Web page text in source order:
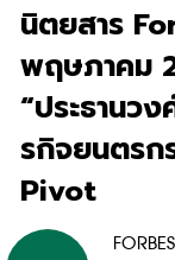
นิตยสาร
พฤษภาคม
“ประธานว
รกิจยนตร
Pivot